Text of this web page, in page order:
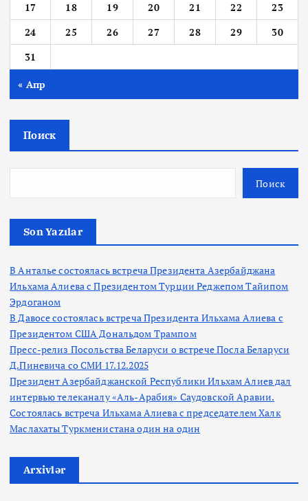
17
18 19 20 21 22
23
24
25 26 27 28 29
30
31
« Апр
Поиск
Поиск
Son Yazılar
В Анталье состоялась встреча Президента Азербайджана
Ильхама Алиева с Президентом Турции Реджепом Тайипом
Эрдоганом
В Давосе состоялась встреча Президента Ильхама Алиева с
Президентом США Дональдом Трампом
Пресс-релиз Посольства Беларуси о встрече Посла Беларуси
Д.Пиневича со СМИ 17.12.2025
Президент Азербайджанской Республики Ильхам Алиев дал
интервью телеканалу «Аль-Арабия» Саудовской Аравии.
Состоялась встреча Ильхама Алиева с председателем Халк
Маслахаты Туркменистана один на один
Arxivlər